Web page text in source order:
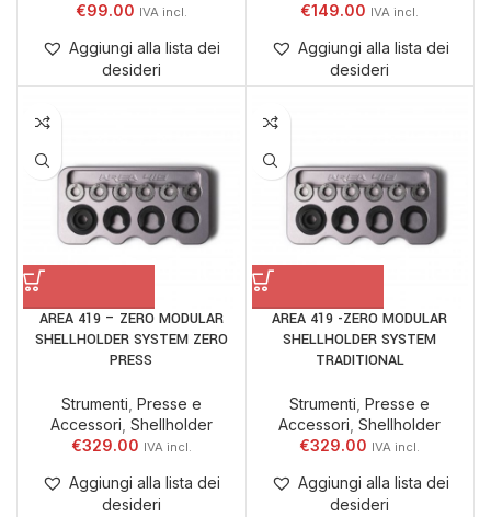
€99.00
Aggiungi alla lista dei
desideri
€149.00
Aggiungi alla lista dei
desideri
AREA 419 – ZERO MODULAR
SHELLHOLDER SYSTEM ZERO
PRESS
Strumenti Presse e
Accessori Shellholder
€329.00
Aggiungi alla lista dei
desideri
AREA 419 -ZERO MODULAR
SHELLHOLDER SYSTEM
TRADITIONAL
Strumenti ,Presse e
Accessori ,Shellholder
€329.00
Aggiungi alla lista dei
desideri